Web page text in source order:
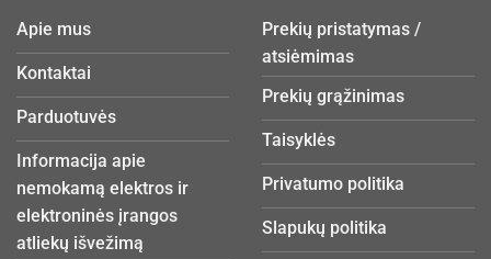
Apie mus
Kontaktai
Parduotuvės
Informacija apie
nemokamą elektros ir
elektroninės įrangos
atliekų išvežimą
Prekių pristatymas /
atsiėmimas
Prekių grąžinimas
Taisyklės
Privatumo politika
Slapukų politika